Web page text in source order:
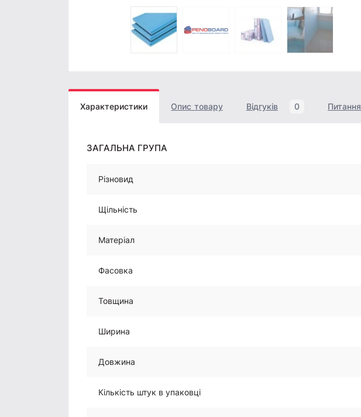
Характеристики Опис товару Відгуків 0 Питання
ЗАГАЛЬНА ГРУПА
Різновид
Щільність
Матеріал
Фасовка
Товщина
Ширина
Довжина
Кількість штук в упаковці